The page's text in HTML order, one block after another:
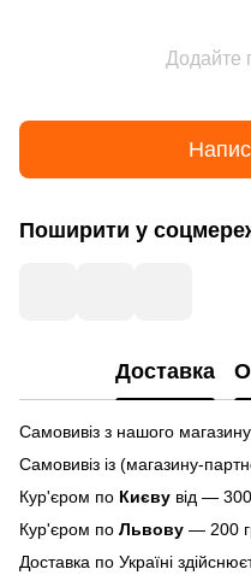
Додайте
Поширити у
Доставка
Самовивіз з нашого
Самовивіз із (магазину-
Кур'єром по Києву від — 300
Кур'єром по Львову — 200
Доставка по Україні